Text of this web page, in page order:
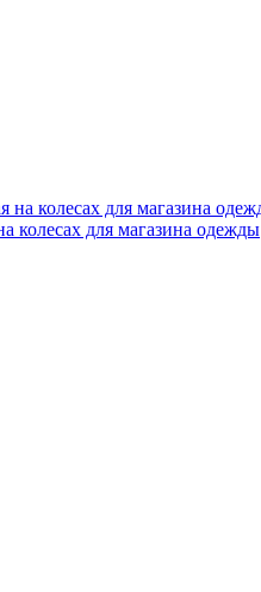
колесах для магазина одежды